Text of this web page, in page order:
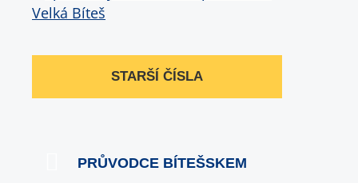
STARŠÍ ČÍSLA
PRŮVODCE BÍTEŠSKEM